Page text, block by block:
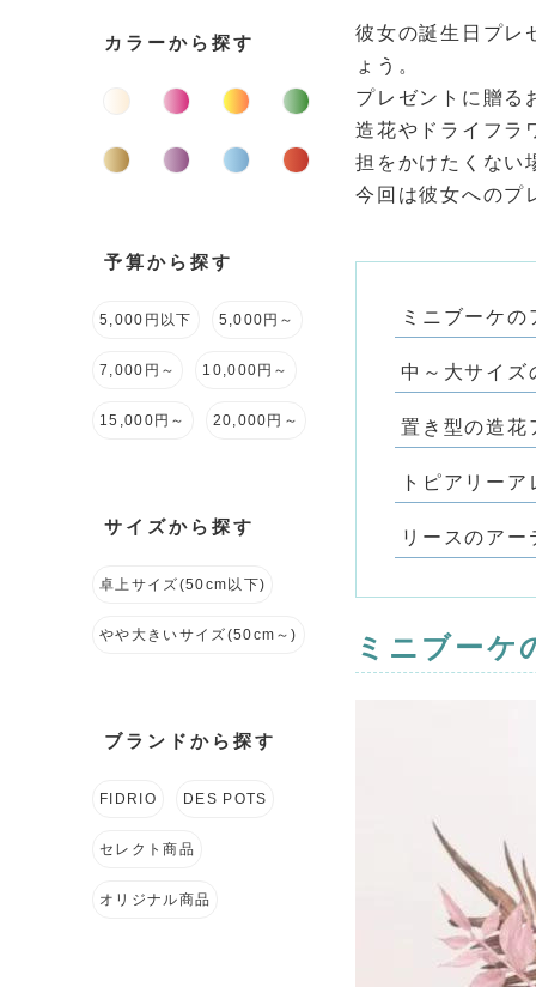
彼女の誕生日プレ
ょう。
プレゼントに贈る
造花やドライフラ
担をかけたくない
今回は彼女へのプ
ミニブーケ
中～大サイズ
置き型の造花
トピアリー
リースのア
ミニブーケ
カラーから探す
予算から探す
5,000円以下 5,000円～
7,000円～ 10,000円～
15,000円～ 20,000円～
サイズから探す
卓上サイズ(50cm以下)
やや大きいサイズ(50cm～)
ブランドから探す
FIDRIO DES POTS
セレクト商品
オリジナル商品